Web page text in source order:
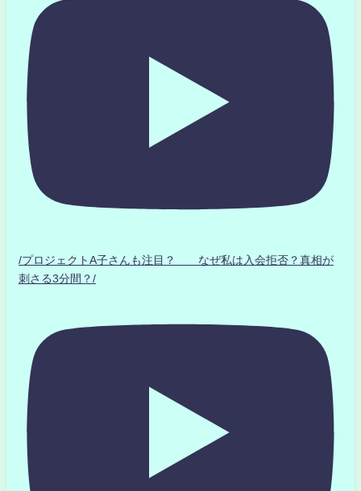
/プロジェクトA子さんも注目？ なぜ私は入会拒否？真相が
刺さる3分間？/